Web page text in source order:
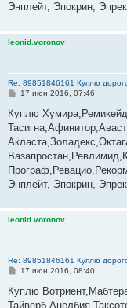
Энплейт, Эпокрин,
leonid.voronov
Re: 89851846161 Куплю
С
о
б
щ
е
и
е
17 июн 2016, 07:46
Куплю
Энплейт, Эпокрин,
leonid.voronov
Re: 89851846161 Куплю
С
о
б
17 июн 2016, 08:40
Куплю